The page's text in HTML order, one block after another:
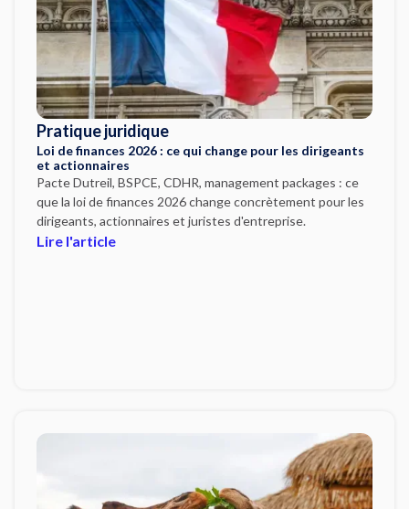
Pratique juridique
Loi de finances 2026 : ce qui change pour les dirigeants
et actionnaires
Pacte Dutreil, BSPCE, CDHR, management packages : ce
que la loi de finances 2026 change concrètement pour les
dirigeants, actionnaires et juristes d'entreprise.
Lire l'article